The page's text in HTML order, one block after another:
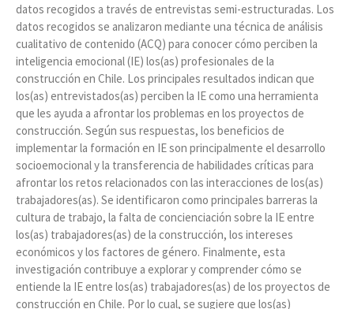
datos recogidos a través de entrevistas semi-estructuradas. Los
datos recogidos se analizaron mediante una técnica de análisis
cualitativo de contenido (ACQ) para conocer cómo perciben la
inteligencia emocional (IE) los(as) profesionales de la
construcción en Chile. Los principales resultados indican que
los(as) entrevistados(as) perciben la IE como una herramienta
que les ayuda a afrontar los problemas en los proyectos de
construcción. Según sus respuestas, los beneficios de
implementar la formación en IE son principalmente el desarrollo
socioemocional y la transferencia de habilidades críticas para
afrontar los retos relacionados con las interacciones de los(as)
trabajadores(as). Se identificaron como principales barreras la
cultura de trabajo, la falta de concienciación sobre la IE entre
los(as) trabajadores(as) de la construcción, los intereses
económicos y los factores de género. Finalmente, esta
investigación contribuye a explorar y comprender cómo se
entiende la IE entre los(as) trabajadores(as) de los proyectos de
construcción en Chile. Por lo cual, se sugiere que los(as)